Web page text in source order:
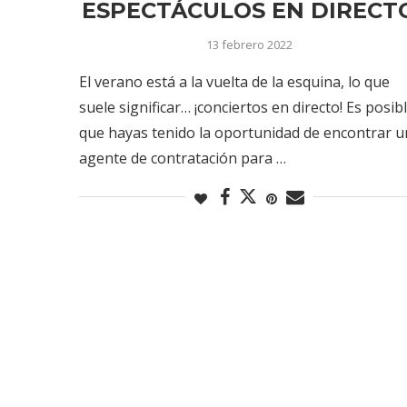
ESPECTÁCULOS EN
13 febrero 2022
El verano está a la vuelta de la esquina, lo que
suele significar… ¡conciertos en directo! Es
que hayas tenido la oportunidad de encontrar
agente de contratación para …